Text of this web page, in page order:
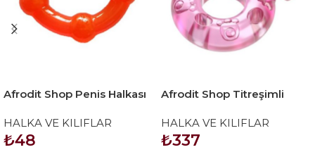
Afrodit Shop Penis Halkası
HALKA VE KILIFLAR
₺48
Afrodit Shop Titreşimli
HALKA VE KILIFLAR
₺337